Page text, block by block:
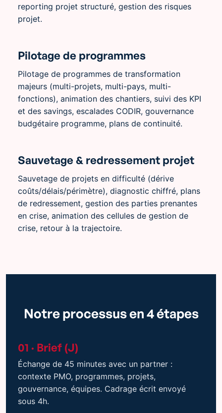
reporting projet structuré, gestion des risques
projet.
Pilotage de programmes
Pilotage de programmes de transformation
majeurs (multi-projets, multi-pays, multi-
fonctions), animation des chantiers, suivi des KPI
et des savings, escalades CODIR, gouvernance
budgétaire programme, plans de continuité.
Sauvetage & redressement projet
Sauvetage de projets en difficulté (dérive
coûts/délais/périmètre), diagnostic chiffré, plans
de redressement, gestion des parties prenantes
en crise, animation des cellules de gestion de
crise, retour à la trajectoire.
Notre processus en 4 étapes
01 · Brief (J)
Échange de 45 minutes avec un partner :
contexte PMO, programmes, projets,
gouvernance, équipes. Cadrage écrit envoyé
sous 4h.